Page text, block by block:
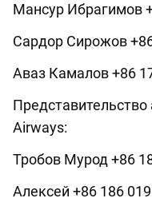
Мансур Ибрагимов
Сардор Сирожов
Аваз Камалов +86
Airways:
Тробов Мурод +86
Алексей +86 186